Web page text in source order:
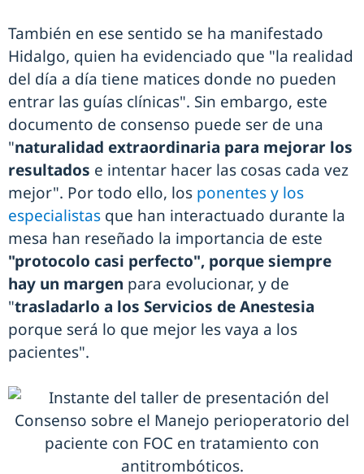
También en ese sentido se ha manifestado
Hidalgo, quien ha evidenciado que "la realidad
del día a día tiene matices donde no pueden
entrar las guías clínicas". Sin embargo, este
documento de consenso puede ser de una
"naturalidad extraordinaria para mejorar los
resultados e intentar hacer las cosas cada vez
mejor". Por todo ello, los ponentes y los
especialistas que han interactuado durante la
mesa han reseñado la importancia de este
"protocolo casi perfecto", porque siempre
hay un margen para evolucionar, y de
"trasladarlo a los Servicios de Anestesia
porque será lo que mejor les vaya a los
pacientes".